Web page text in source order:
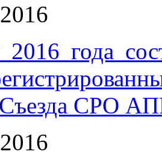
2016 года
Съезда СРО